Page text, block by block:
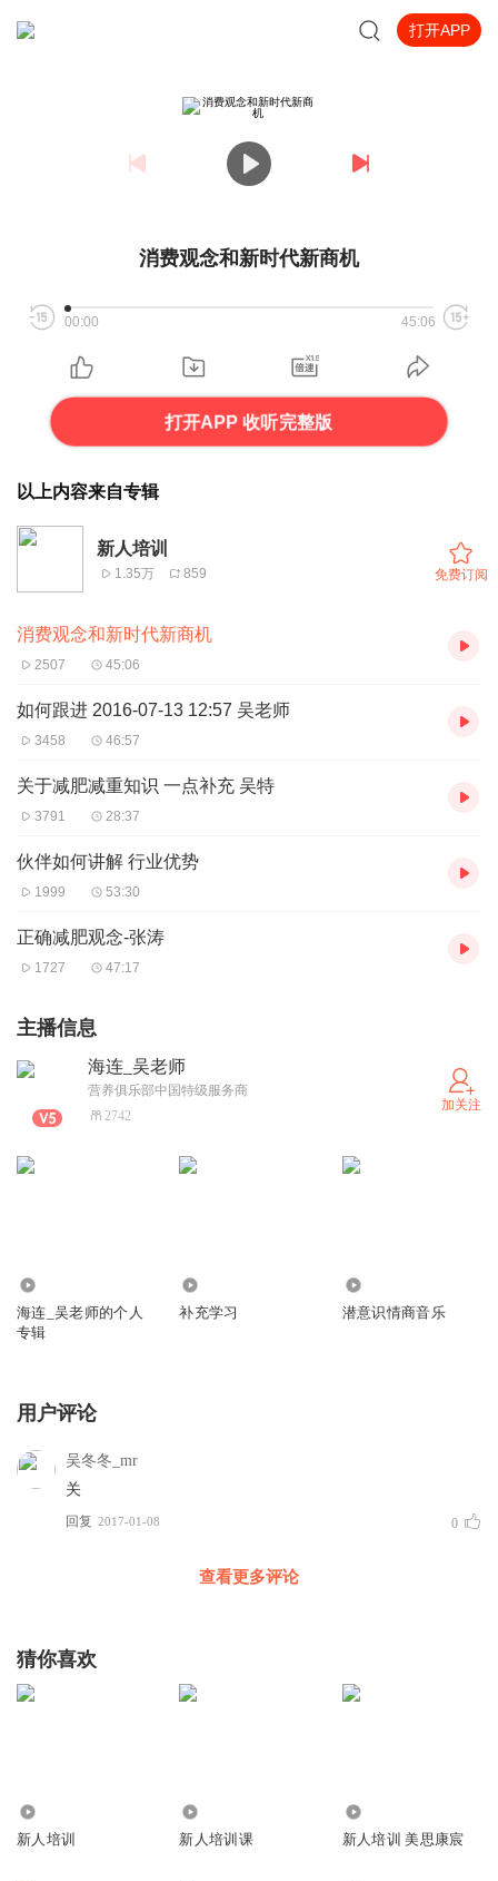
打开APP
消费观念和新时代新商机
00:00 45:06
打开APP 收听完整版
以上内容来自专辑
新人培训
1.35万 859 免费订阅
消费观念和新时代新商机
2507 45:06
如何跟进 2016-07-13 12:57 吴老师
3458 46:57
关于减肥减重知识 一点补充 吴特
3791 28:37
伙伴如何讲解 行业优势
1999 53:30
正确减肥观念-张涛
1727 47:17
主播信息
海连_吴老师
营养俱乐部中国特级服务商
2742
加关注
海连_吴老师的个人
专辑
补充学习 潜意识情商音乐
用户评论
吴冬冬_mr
关
回复 2017-01-08 0
查看更多评论
猜你喜欢
新人培训 新人培训课 新人培训 美思康宸